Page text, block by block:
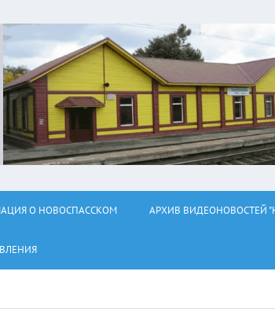
О НОВОСПАССКОМ АРХИВ ВИДЕОНОВОСТЕЙ